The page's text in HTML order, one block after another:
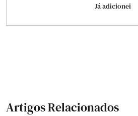
Já adicionei
Artigos Relacionados